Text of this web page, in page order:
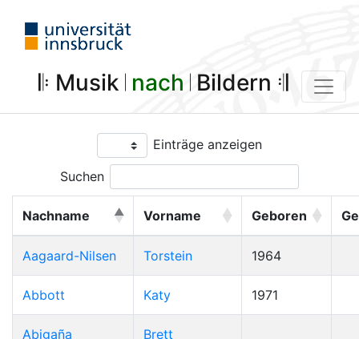
𝄆 Musik 𝄀 nach 𝄀 Bildern 𝄇
Einträge anzeigen
Suchen
Nachname Vorname Geboren
Aagaard-Nilsen Torstein 1964
Abbott Katy 1971
Abigaña Brett